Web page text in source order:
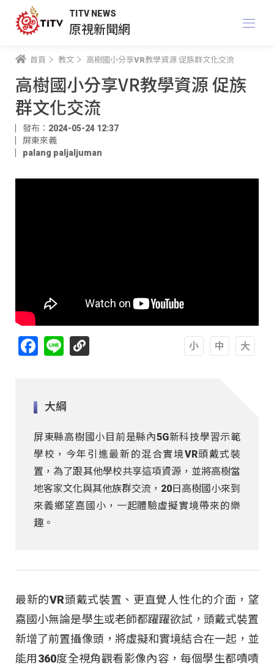
TITV NEWS
原視新聞網
首頁 教文 高樹國小分享VR教學資源 促族群文化交流
高樹國小分享VR教學資源 促族
群文化交流
發布：2024-05-24 12:37
屏東來義
palang paljaljuman
Facebook
Line
大綱
屏東縣高樹國小目前是縣內5G新科技學習示範
學校，今年引進最新的混合實境VR頭戴式裝
置，為了跟其他學校共享這項資源，並將高樹當
地客家文化與其他族群交流，20日高樹國小來到
來義鄉望嘉國小，一起體驗虛擬實境帶來的樂
趣。
最新的VR頭戴式裝置、更直覺人性化的介面，望
嘉國小無論是學生或老師都躍躍欲試，頭戴式裝置
新增了前置攝像頭，將虛擬和實境結合在一起，並
能用360度全視角觀看影像內容，每個學生都嘖嘖